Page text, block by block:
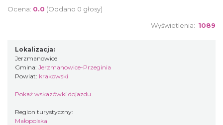
Ocena: 0.0 (Oddano 0 głosy)
Wyświetlenia: 1089
Lokalizacja:
Jerzmanowice
Gmina: Jerzmanowice-Przeginia
Powiat: krakowski
Pokaż wskazówki dojazdu
Region turystyczny:
Małopolska